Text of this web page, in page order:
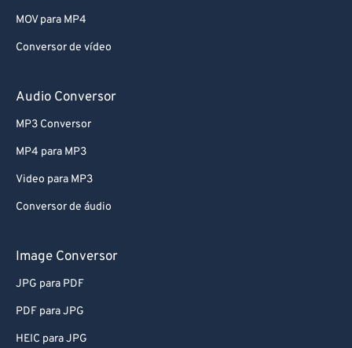
MOV para MP4
Conversor de vídeo
Audio Conversor
MP3 Conversor
MP4 para MP3
Video para MP3
Conversor de áudio
Image Conversor
JPG para PDF
PDF para JPG
HEIC para JPG